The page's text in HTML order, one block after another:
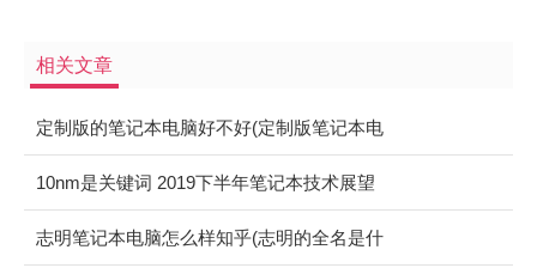
相关文章
定制版的笔记本电脑好不好(定制版笔记本电
脑好吗)
10nm是关键词 2019下半年笔记本技术展望
志明笔记本电脑怎么样知乎(志明的全名是什